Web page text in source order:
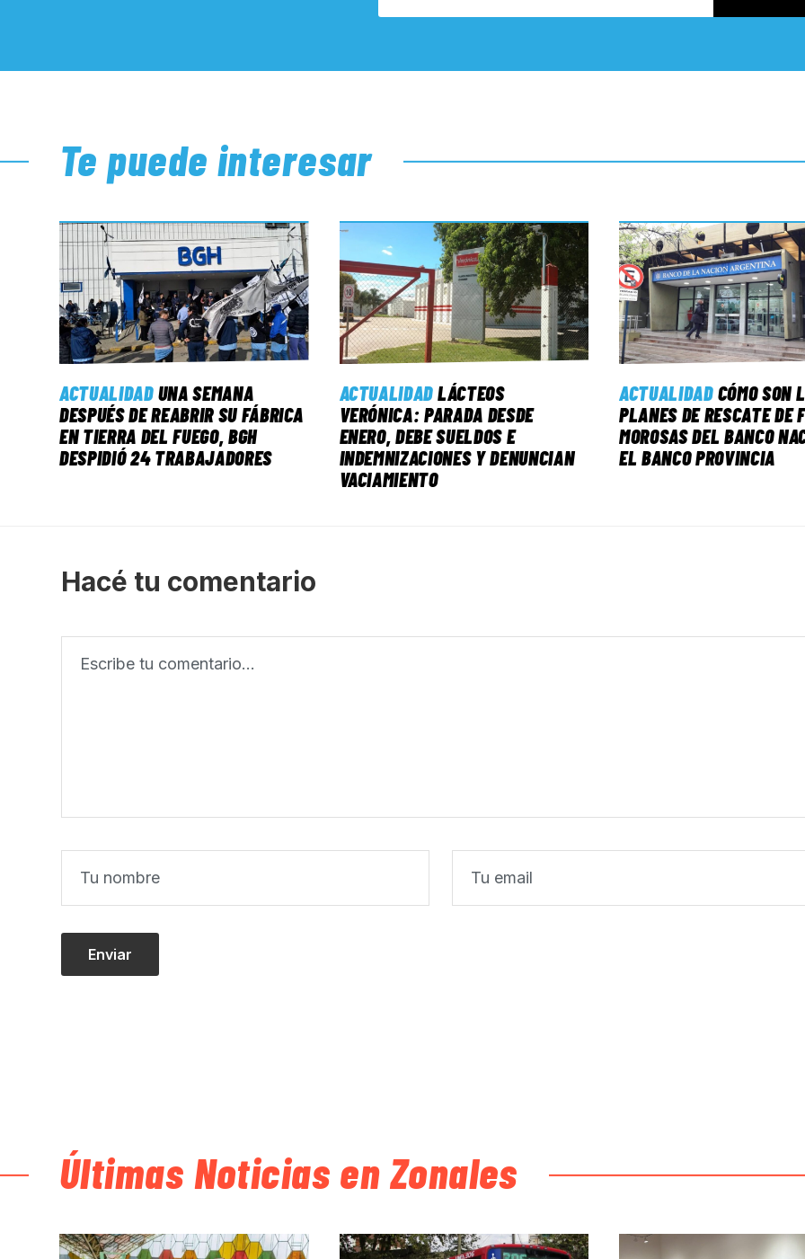
Te puede interesar
ACTUALIDAD UNA SEMANA
DESPUÉS DE REABRIR SU FÁBRICA
EN TIERRA DEL FUEGO, BGH
DESPIDIÓ 24 TRABAJADORES
ACTUALIDADLÁCTEOS
VERÓNICA: PARADA DESDE
ENERO, DEBE SUELDOS E
INDEMNIZACIONES Y DENUNCIAN
VACIAMIENTO
ACTUALIDAD CÓMO SON
PLANES DE RESCATE DE
MOROSAS DEL BANCO
EL BANCO PROVINCIA
Hacé tu comentario
Últimas Noticias en Zonales